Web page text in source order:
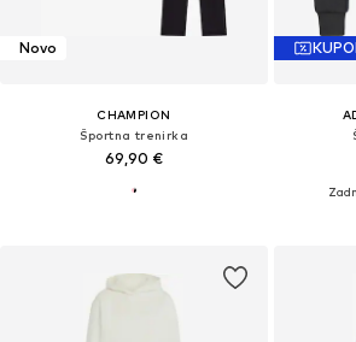
Novo
CHAMPION
Športna trenirka
69,90 €